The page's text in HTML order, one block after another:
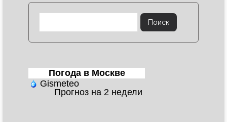
Погода в Москве
Gismeteo
Прогноз на 2 недели